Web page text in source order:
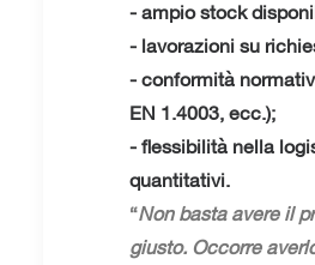
- ampio stock
- lavorazioni su
- conformità
EN 1.4003, ecc.);
- flessibilità nella
quantitativi.
“Non basta avere il
giusto. Occorre